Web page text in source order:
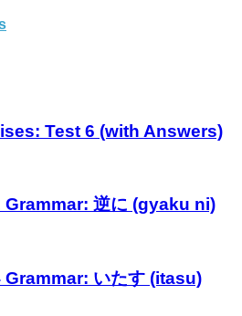
Test 6 (with Answers)
逆に (gyaku ni)
いたす (itasu)